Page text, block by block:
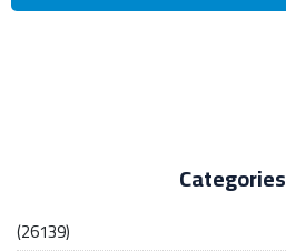
Categories
(26139)